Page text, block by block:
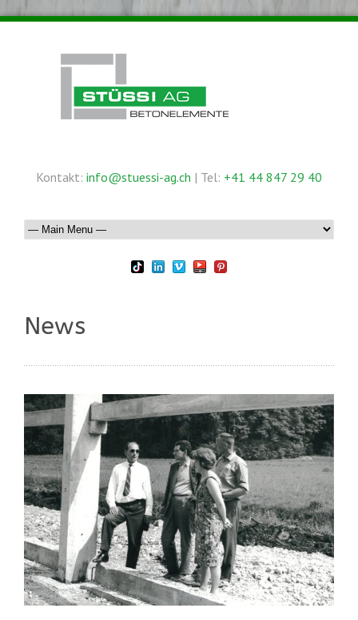
Kontakt: info@stuessi-ag.ch | Tel: +41 44 847 29 40
News